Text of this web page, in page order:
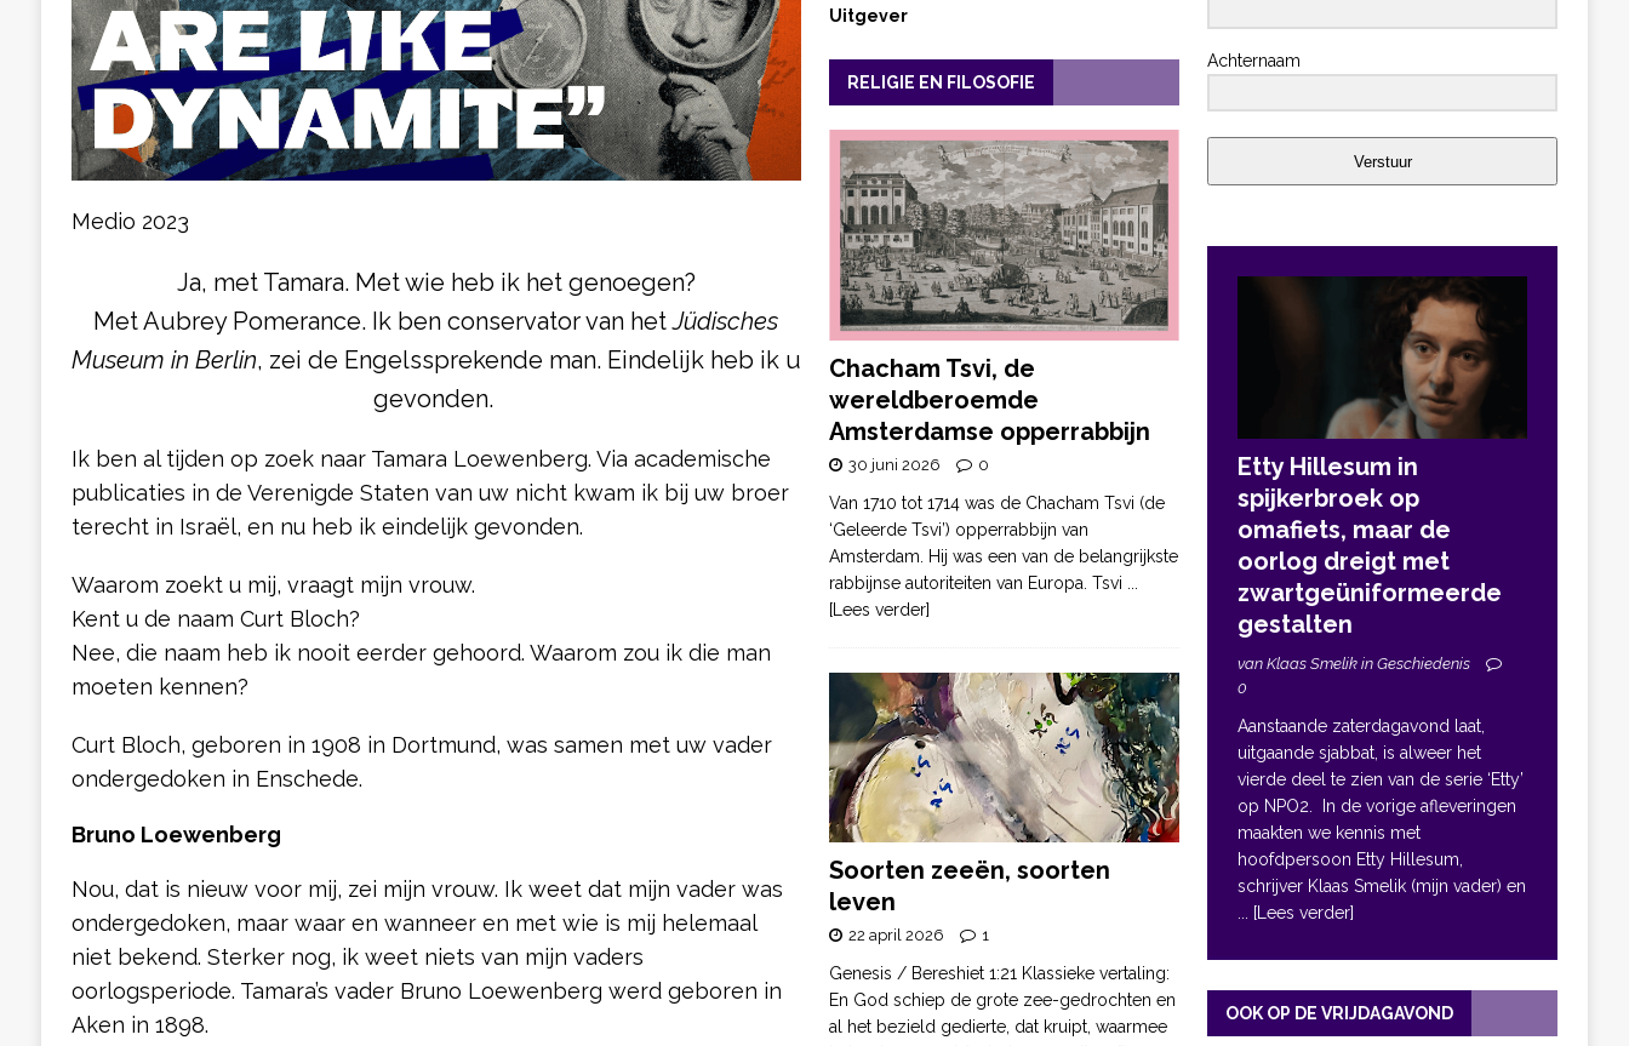
Medio 2023
Ja, met Tamara. Met wie heb ik het genoegen?
Met Aubrey Pomerance. Ik ben conservator van hetJüdisches
Museum in Berlin, zei de Engelssprekende man. Eindelijk heb ik u
gevonden.
Ik ben al tijden op zoek naar Tamara Loewenberg. Via academische
publicaties in de Verenigde Staten van uw nicht kwam ik bij uw broer
terecht in Israël, en nu heb ik eindelijk gevonden.
Waarom zoekt u mij, vraagt mijn vrouw.
Kent u de naam Curt Bloch?
Nee, die naam heb ik nooit eerder gehoord. Waarom zou ik die man
moeten kennen?
Curt Bloch, geboren in 1908 in Dortmund, was samen met uw vader
ondergedoken in Enschede.
Bruno Loewenberg
Nou, dat is nieuw voor mij, zei mijn vrouw. Ik weet dat mijn vader was
ondergedoken, maar waar en wanneer en met wie is mij helemaal
niet bekend. Sterker nog, ik weet niets van mijn vaders
oorlogsperiode. Tamara’s vader Bruno Loewenberg werd geboren in
Aken in 1898.
Uitgever
RELIGIE EN FILOSOFIE
Chacham Tsvi, de
wereldberoemde
Amsterdamse opperrabbijn
30 juni 2026 0
Van 1710 tot 1714 was de Chacham Tsvi (de
‘Geleerde Tsvi’) opperrabbijn van
Amsterdam. Hij was een van de belangrijkste
rabbijnse autoriteiten van Europa. Tsvi
[Lees verder]
Soorten zeeën, soorten
leven
22 april 2026 1
Genesis / Bereshiet 1:21 Klassieke vertaling:
En God schiep de grote zee-gedrochten en
al het bezield gedierte, dat kruipt, waarmee
Achternaam
Verstuur
Etty Hillesum in
spijkerbroek op
omafiets, maar de
oorlog dreigt met
zwartgeüniformeerde
gestalten
van Klaas Smelik in Geschiedenis
0
Aanstaande zaterdagavond laat,
uitgaande sjabbat, is alweer het
vierde deel te zien van de serie ‘Etty’
op NPO2. In de vorige afleveringen
maakten we kennis met
hoofdpersoon Etty Hillesum,
schrijver Klaas Smelik (mijn vader) en
... [Lees verder]
OOK OP DE VRIJDAGAVOND